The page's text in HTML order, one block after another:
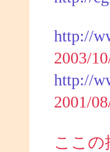
http://
2003/
http://
2001/
ここ